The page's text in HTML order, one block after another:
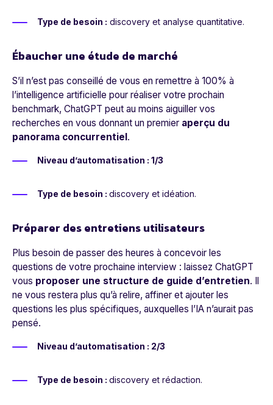
Type de besoin : discovery et analyse quantitative.
Ébaucher une étude de marché
S’il n’est pas conseillé de vous en remettre à 100% à
l’intelligence artificielle pour réaliser votre prochain
benchmark, ChatGPT peut au moins aiguiller vos
recherches en vous donnant un premier aperçu du
panorama concurrentiel.
Niveau d’automatisation : 1/3
Type de besoin : discovery et idéation.
Préparer des entretiens utilisateurs
Plus besoin de passer des heures à concevoir les
questions de votre prochaine interview : laissez ChatGPT
vous proposer une structure de guide d’entretien. Il
ne vous restera plus qu’à relire, affiner et ajouter les
questions les plus spécifiques, auxquelles l’IA n’aurait pas
pensé.
Niveau d’automatisation : 2/3
Type de besoin : discovery et rédaction.